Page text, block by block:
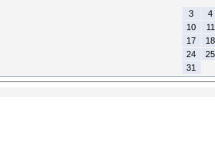
3
4
10
11
17
18
24
25
31